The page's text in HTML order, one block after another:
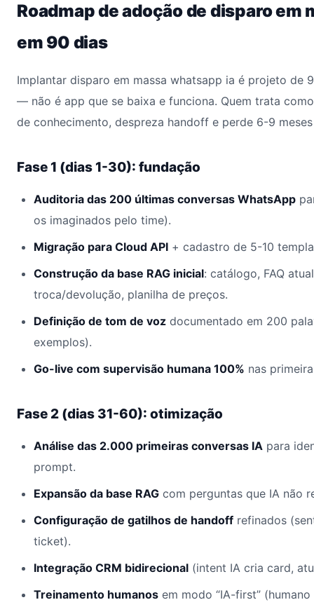
Roadmap de adoção de disparo em
em 90 dias
Implantar disparo em massa whatsapp ia é projeto de
— não é app que se baixa e funciona. Quem trata
de conhecimento, despreza handoff e perde 6-9
Fase 1 (dias 1-30): fundação
Auditoria das 200 últimas conversas WhatsApp
os imaginados pelo time).
Migração para Cloud API + cadastro de 5-10
Construção da base RAG inicial: catálogo, FAQ
troca/devolução, planilha de preços.
Definição de tom de voz documentado em 200
exemplos).
Go-live com supervisão humana 100% nas
Fase 2 (dias 31-60): otimização
Análise das 2.000 primeiras conversas IA para
prompt.
Expansão da base RAG com perguntas que IA não
Configuração de gatilhos de handoff refinados
ticket).
Integração CRM bidirecional (intent IA cria card,
Treinamento humanos em modo “IA-first”